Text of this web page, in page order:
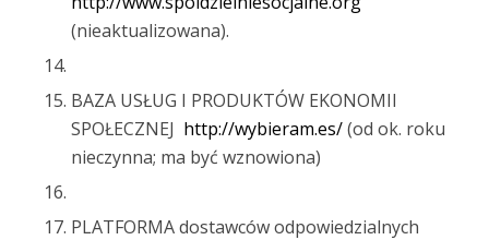
(nieaktualizowana).
BAZA USŁUG I PRODUKTÓW EKONOMII
SPOŁECZNEJ http://wybieram.es/(od ok. roku
nieczynna; ma być wznowiona)
PLATFORMA dostawców odpowiedzialnych